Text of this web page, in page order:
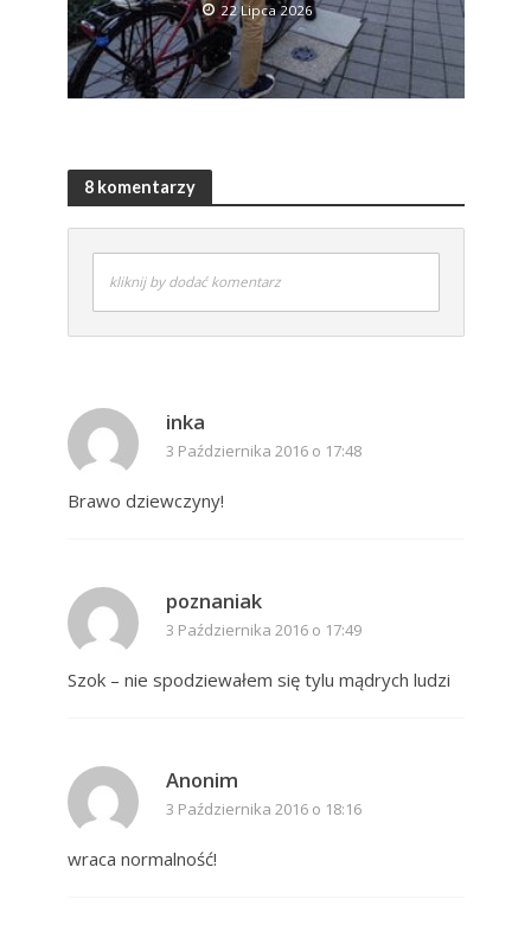
22 Lipca 2026
8 komentarzy
kliknij by dodać komentarz
inka
3 Października 2016 o 17:48
Brawo dziewczyny!
poznaniak
3 Października 2016 o 17:49
Szok – nie spodziewałem się tylu mądrych ludzi
Anonim
3 Października 2016 o 18:16
wraca normalność!